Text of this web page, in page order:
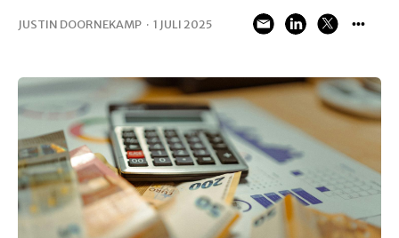
JUSTIN DOORNEKAMP · 1 JULI 2025